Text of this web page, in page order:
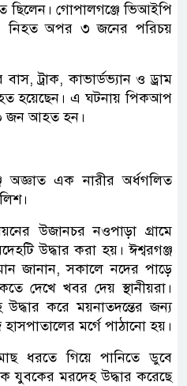
ছিলেন। গোপালগঞ্জে ভিআইপি
নিহত অপর ৩ জনের পরিচয়
বাস, ট্রাক, কাভার্ডভ্যান ও ড্রাম
হয়েছেন। এ ঘটনায় পিকআপ
জন আহত হন।
অজ্ঞাত এক নারীর অর্ধগলিত
উজানচর নওপাড়া গ্রামে
উদ্ধার করা হয়। ঈশ্বরগঞ্জ
জানান, সকালে নদের পাড়ে
দেখে খবর দেয় স্থানীয়রা।
করে ময়নাতদন্তের জন্য
মর্গে পাঠানো হয়।
ধরতে গিয়ে পানিতে ডুবে
যুবকের মরদেহ উদ্ধার করেছে